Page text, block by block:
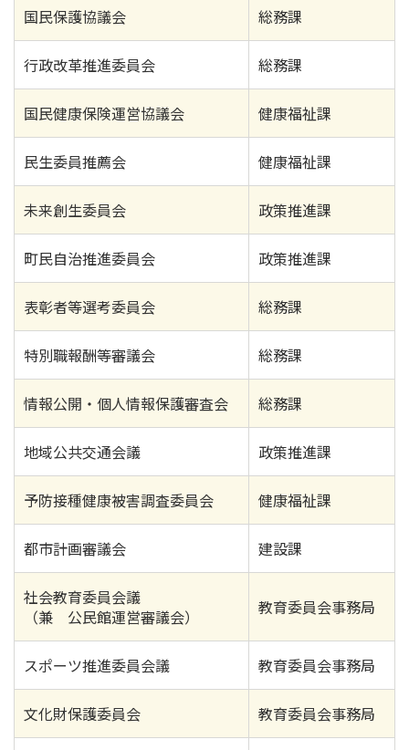
国民保護協議会 総務課
行政改革推進委員会 総務課
国民健康保険運営協議会 健康福祉課
民生委員推薦会 健康福祉課
未来創生委員会 政策推進課
町民自治推進委員会 政策推進課
表彰者等選考委員会 総務課
特別職報酬等審議会 総務課
情報公開・個人情報保護審査会 総務課
地域公共交通会議 政策推進課
予防接種健康被害調査委員会 健康福祉課
都市計画審議会 建設課
社会教育委員会議
（兼 公民館運営審議会）
教育委員会事務局
スポーツ推進委員会議 教育委員会事務局
文化財保護委員会 教育委員会事務局